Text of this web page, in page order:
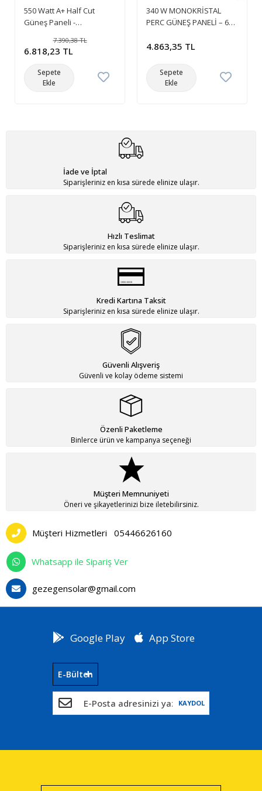
550 Watt A+ Half Cut
Güneş Paneli -
7.390,38 TL
6.818,23 TL
Sepete
Ekle
340 W MONOKRİSTAL
PERC GÜNEŞ PANELİ – 60
RİBON
4.863,35 TL
Sepete
Ekle
İade ve İptal
Siparişleriniz en kısa sürede elinize ulaşır.
Hızlı Teslimat
Siparişleriniz en kısa sürede elinize ulaşır.
Kredi Kartına Taksit
Siparişleriniz en kısa sürede elinize ulaşır.
Güvenli Alışveriş
Güvenli ve kolay ödeme sistemi
Özenli Paketleme
Binlerce ürün ve kampanya seçeneği
Müşteri Memnuniyeti
Öneri ve şikayetlerinizi bize iletebilirsiniz.
Müşteri Hizmetleri 05446626160
Whatsapp ile Sipariş Ver
gezegensolar@gmail.com
Google Play App Store
E-Bülten
KAYDOL